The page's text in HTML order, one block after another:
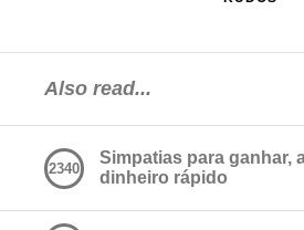
Also read...
Simpatias para ganhar,
dinheiro rápido
2340